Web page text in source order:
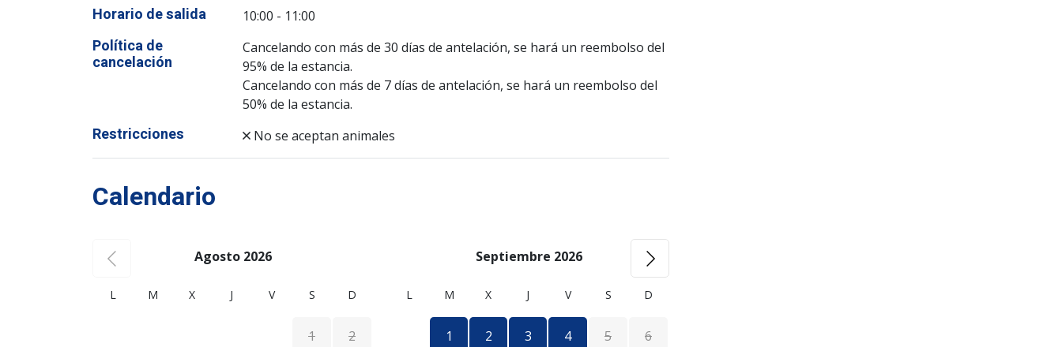
Horario de salida 10:00 - 11:00
Política de
cancelación
Cancelando con más de 30 días de antelación, se hará un reembolso del
95% de la estancia.
Cancelando con más de 7 días de antelación, se hará un reembolso del
50% de la estancia.
Restricciones No se aceptan animales
Calendario
Agosto 2026
L M X J V S D
1 2
Septiembre 2026
L M X J V S D
1 2 3 4 5 6